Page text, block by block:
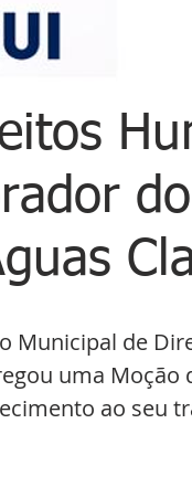
do
Municipal de
uma
ao seu